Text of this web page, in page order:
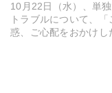
10月22日（水）、単
トラブルについて、
惑、ご心配をおかけし